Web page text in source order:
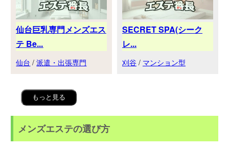
仙台巨乳専門メンズエス
テ Be...
仙台 /派遣・出張専門
SECRET SPA(シーク
レ...
刈谷 / マンション型
もっと見る
メンズエステの選び方